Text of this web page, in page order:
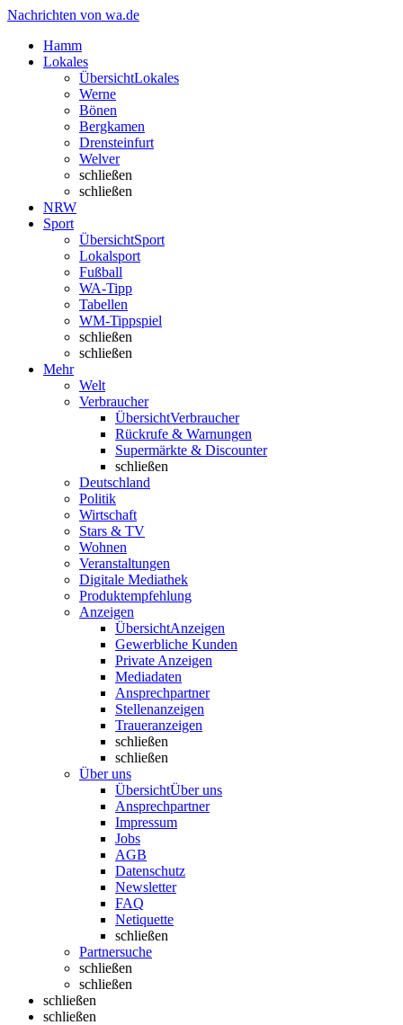
Nachrichten von wa.de
Hamm
Lokales
ÜbersichtLokales
Werne
Bönen
Bergkamen
Drensteinfurt
Welver
schließen
schließen
NRW
Sport
ÜbersichtSport
Lokalsport
Fußball
WA-Tipp
Tabellen
WM-Tippspiel
schließen
schließen
Mehr
Welt
Verbraucher
ÜbersichtVerbraucher
Rückrufe & Warnungen
Supermärkte & Discounter
schließen
Deutschland
Politik
Wirtschaft
Stars & TV
Wohnen
Veranstaltungen
Digitale Mediathek
Produktempfehlung
Anzeigen
ÜbersichtAnzeigen
Gewerbliche Kunden
Private Anzeigen
Mediadaten
Ansprechpartner
Stellenanzeigen
Traueranzeigen
schließen
schließen
Über uns
ÜbersichtÜber uns
Ansprechpartner
Impressum
Jobs
AGB
Datenschutz
Newsletter
FAQ
Netiquette
schließen
Partnersuche
schließen
schließen
schließen
schließen